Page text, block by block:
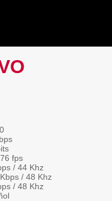
fps
/ 44 Khz
/ 48 Khz
/ 48 Khz